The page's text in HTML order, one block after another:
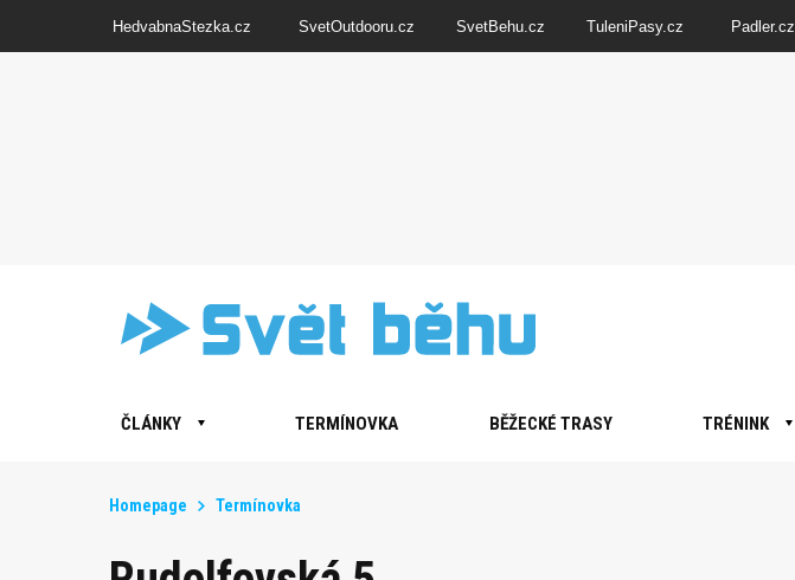
HedvabnaStezka.cz SvetOutdooru.cz SvetBehu.cz TuleniPasy.cz Padler.cz
ČLÁNKY TERMÍNOVKA BĚŽECKÉ TRASY TRÉNINK
Homepage Termínovka